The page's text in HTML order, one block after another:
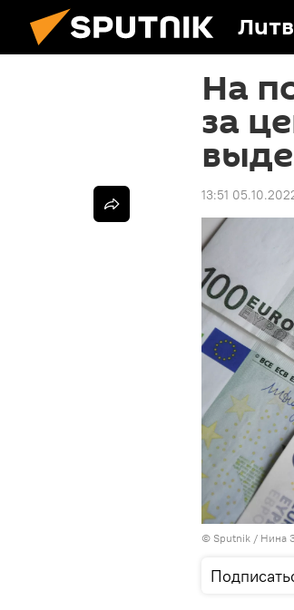
На
за
13:51
© Sputnik / Нина